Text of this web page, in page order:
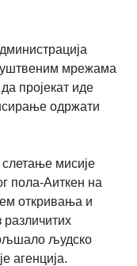
мрежама
пројекат иде
одржати
мисије
пола-Аиткен на
откривања и
људско
агенција.